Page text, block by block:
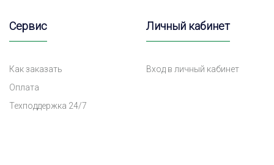
Сервис
Как заказать
Оплата
Техподдержка 24/7
Личный кабинет
Вход в личный кабинет